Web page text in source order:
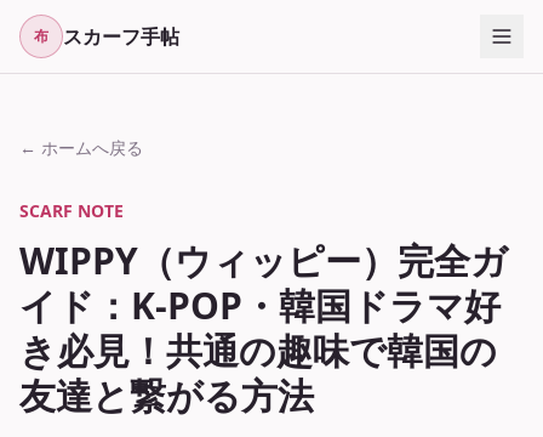
布 スカーフ手帖
← ホームへ戻る
SCARF NOTE
WIPPY（ウィッピー）完全ガ
イド：K-POP・韓国ドラマ好
き必見！共通の趣味で韓国の
友達と繋がる方法